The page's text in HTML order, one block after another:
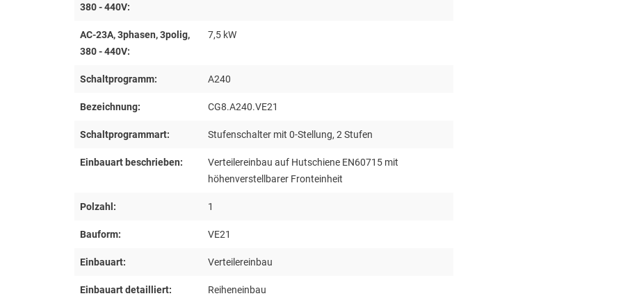
380 - 440V:
AC-23A, 3phasen, 3polig,
380 - 440V:
7,5 kW
Schaltprogramm: A240
Bezeichnung: CG8.A240.VE21
Schaltprogrammart: Stufenschalter mit 0-Stellung, 2 Stufen
Einbauart beschrieben:
Verteilereinbau auf Hutschiene EN60715 mit
höhenverstellbarer Fronteinheit
Polzahl: 1
Bauform: VE21
Einbauart: Verteilereinbau
Einbauart detailliert: Reiheneinbau